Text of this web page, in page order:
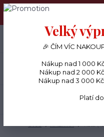
PŘÁNÍČKA a PAPÍROVÉ
+420 734 380 930
(Po-Ne, 8-20 hod.)
Velký
🎉 ČÍM VÍC
Nákup nad 1 000
Nákup nad 2 000
Nákup nad 3 000
Platí do